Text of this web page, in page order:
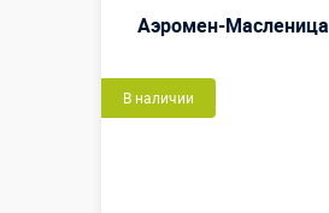
Аэромен-Масленица
В наличии